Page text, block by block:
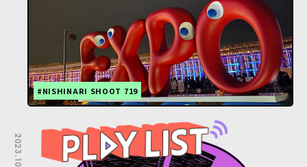
#NISHINARI SHOOT 719
2023.10.31